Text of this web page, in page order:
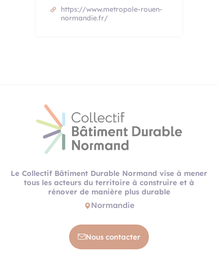
https://www.metropole-rouen-
normandie.fr/
Le Collectif Bâtiment Durable Normand vise à mener
tous les acteurs du territoire à construire et à
rénover de manière plus durable
Normandie
Nous contacter